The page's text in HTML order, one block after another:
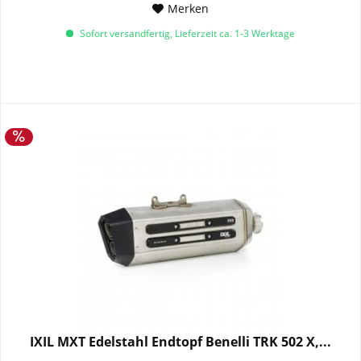
Merken
Sofort versandfertig, Lieferzeit ca. 1-3 Werktage
IXIL MXT Edelstahl Endtopf Benelli TRK 502 X,...